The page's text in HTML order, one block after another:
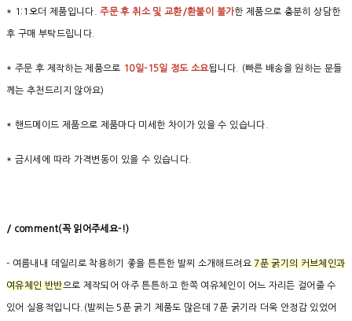
* 1:1오더 제품입니다.주문 후 취소 및 교환/환불이 불가한 제품으로 충분히 상담한
후 구매 부탁드립니다.
* 주문 후 제작하는 제품으로 10일-15일 정도 소요됩니다. (빠른 배송을 원하는 분들
께는 추천드리지 않아요)
* 핸드메이드 제품으로 제품마다 미세한 차이가 있을 수 있습니다.
* 금시세에 따라 가격변동이 있을 수 있습니다.
/ comment(꼭 읽어주세요-!)
- 여름내내 데일리로 착용하기 좋을 튼튼한 발찌 소개해드려요 7푼 굵기의 커브체인과
여유체인 반반으로 제작되어 아주 튼튼하고 한쪽 여유체인이 어느 자리든 걸어줄 수
있어 실용적입니다.(발찌는 5푼 굵기 제품도 많은데 7푼 굵기라 더욱 안정감 있었어